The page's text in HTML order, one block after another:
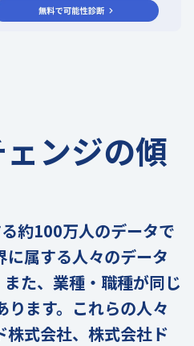
ンジの傾
約100万人のデータで
属する人々のデータ
た、業種・職種が同じ
ります。これらの人々
株式会社、株式会社ド